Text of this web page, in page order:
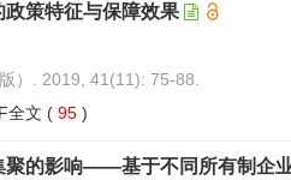
策特征与保障效果
）. 2019, 41(11): 75-88.
全文 ( 95 )
聚的影响——基于不同所有制企